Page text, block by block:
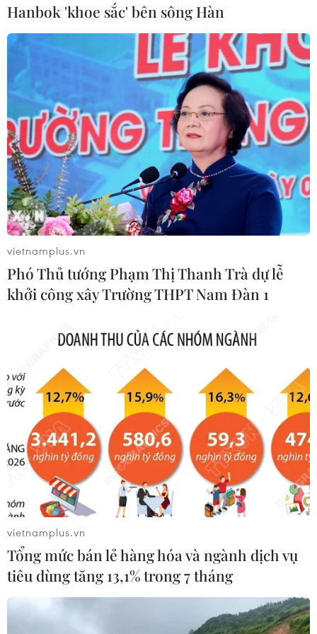
(TTXVN/Vietnam+)
#OPEC
#dầu thô
#dầu mỏ
#xuất khẩu #Ukraine Iraq
TIN LIÊN QUAN
Hanbok 'khoe sắc' bên sông Hàn
vietnamplus.vn
Phó Thủ tướng Phạm Thị Thanh Trà dự lễ
khởi công xây Trường THPT Nam Đàn 1
vietnamplus.vn
Tổng mức bán lẻ hàng hóa và ngành dịch vụ
tiêu dùng tăng 13,1% trong 7 tháng